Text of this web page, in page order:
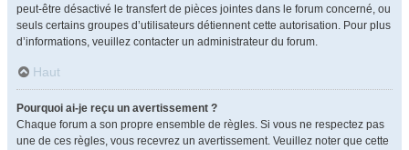
peut-être désactivé le transfert de pièces jointes dans le forum concerné, ou
seuls certains groupes d’utilisateurs détiennent cette autorisation. Pour plus
d’informations, veuillez contacter un administrateur du forum.
Haut
Pourquoi ai-je reçu un avertissement ?
Chaque forum a son propre ensemble de règles. Si vous ne respectez pas
une de ces règles, vous recevrez un avertissement. Veuillez noter que cette